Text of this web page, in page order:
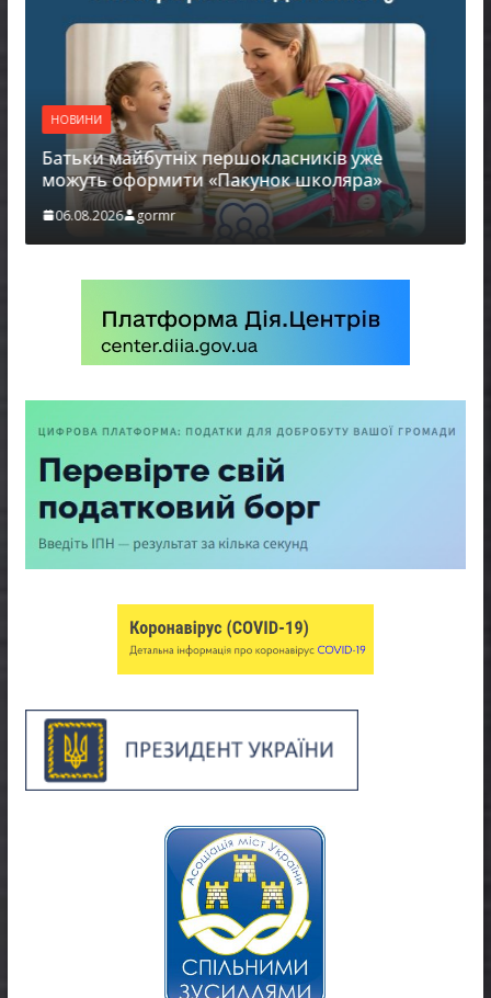
НОВИНИ
Батьки майбутніх першокласників уже
можуть оформити «Пакунок школяра»
06.08.2026 gormr